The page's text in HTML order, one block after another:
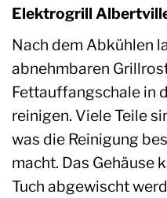
Elektrogrill
Nach dem Abkühlen
abnehmbaren
Fettauffangschale in
reinigen. Viele Teile
was die Reinigung
macht. Das Gehäuse
Tuch abgewischt